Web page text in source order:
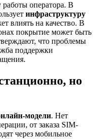
оператора. В
инфраструктуру
влиять на качество. В
покрытие может быть
что проблемы
поддержки
.
но
модели. Нет
от заказа SIM-
через мобильное